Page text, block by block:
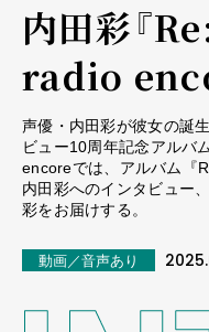
内田彩『
radio
声優・内田彩が彼女の誕
ビュー10周年記念アルバ
encoreでは、アルバム『
内田彩へのインタビュー
彩をお届けする。
動画／音声あり